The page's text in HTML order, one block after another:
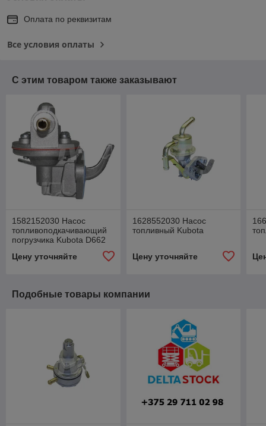
Оплата по реквизитам
Все условия оплаты
С этим товаром также заказывают
1582152030 Насос
топливоподкачивающий
погрузчика Kubota D662
Цену уточняйте
1628552030 Насос
топливный Kubota
Цену уточняйте
Подобные товары компании